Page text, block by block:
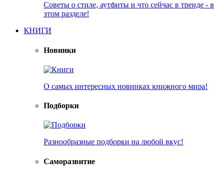
Советы о стиле, аутфиты и что сейчас в тренде - в
этом разделе!
КНИГИ
Новинки
О самых интересных новинках книжного мира!
Подборки
Разнообразные подборки на любой вкус!
Саморазвитие